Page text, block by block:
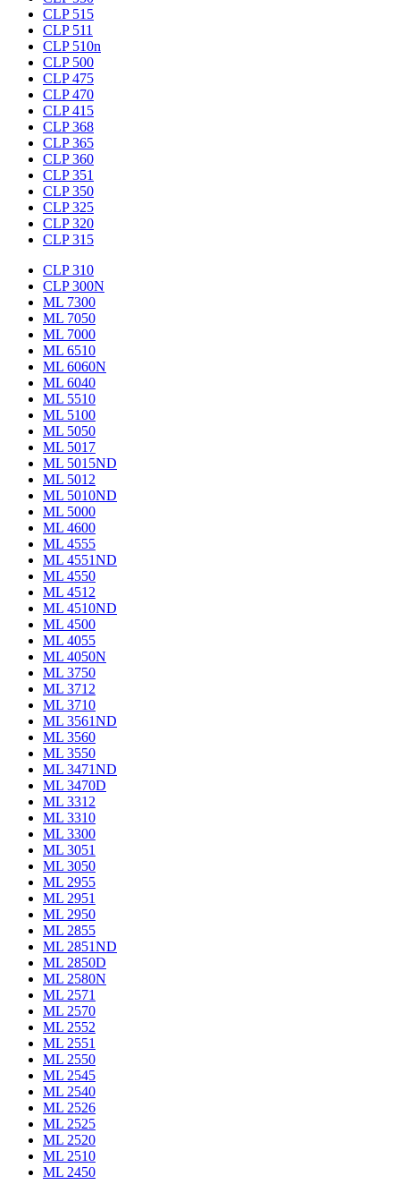
CLP 515
CLP 511
CLP 510n
CLP 500
CLP 475
CLP 470
CLP 415
CLP 368
CLP 365
CLP 360
CLP 351
CLP 350
CLP 325
CLP 320
CLP 315
CLP 310
CLP 300N
ML 7300
ML 7050
ML 7000
ML 6510
ML 6060N
ML 6040
ML 5510
ML 5100
ML 5050
ML 5017
ML 5015ND
ML 5012
ML 5010ND
ML 5000
ML 4600
ML 4555
ML 4551ND
ML 4550
ML 4512
ML 4510ND
ML 4500
ML 4055
ML 4050N
ML 3750
ML 3712
ML 3710
ML 3561ND
ML 3560
ML 3550
ML 3471ND
ML 3470D
ML 3312
ML 3310
ML 3300
ML 3051
ML 3050
ML 2955
ML 2951
ML 2950
ML 2855
ML 2851ND
ML 2850D
ML 2580N
ML 2571
ML 2570
ML 2552
ML 2551
ML 2550
ML 2545
ML 2540
ML 2526
ML 2525
ML 2520
ML 2510
ML 2450